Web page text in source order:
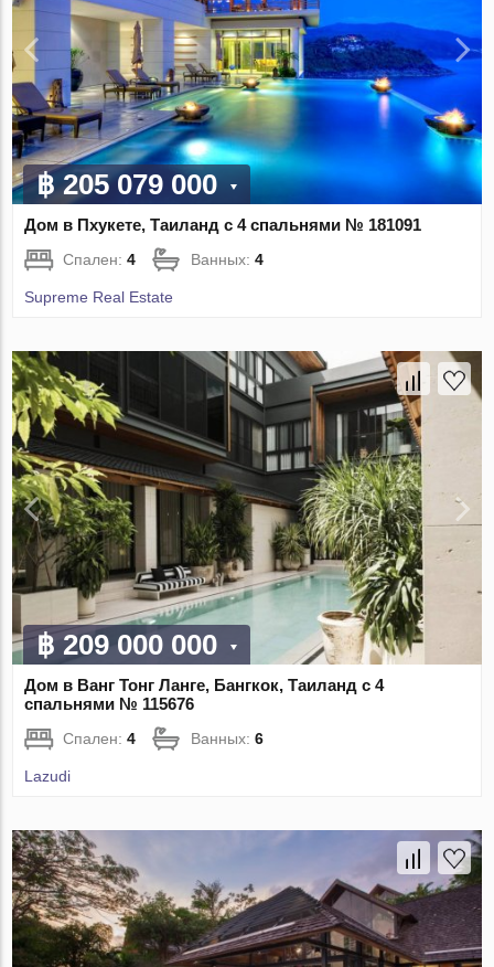
฿ 205 079 000
Дом в Пхукете, Таиланд с 4 спальнями № 181091
Спален:4 Ванных:4
Supreme Real Estate
฿ 209 000 000
Дом в Ванг Тонг Ланге, Бангкок, Таиланд с 4
спальнями № 115676
Спален:4 Ванных:6
Lazudi